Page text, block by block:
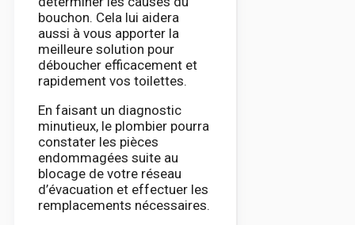
bouchon. Cela lui aidera
aussi à vous apporter la
meilleure solution pour
déboucher efficacement et
rapidement vos toilettes.
En faisant un diagnostic
minutieux, le plombier pourra
constater les pièces
endommagées suite au
blocage de votre réseau
d’évacuation et effectuer les
remplacements nécessaires.